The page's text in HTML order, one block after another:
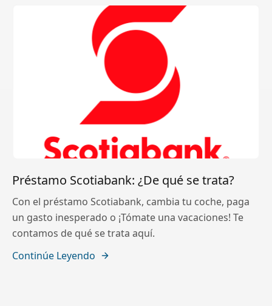
Préstamo Scotiabank: ¿De qué se trata?
Con el préstamo Scotiabank, cambia tu coche, paga
un gasto inesperado o ¡Tómate una vacaciones! Te
contamos de qué se trata aquí.
Continúe Leyendo